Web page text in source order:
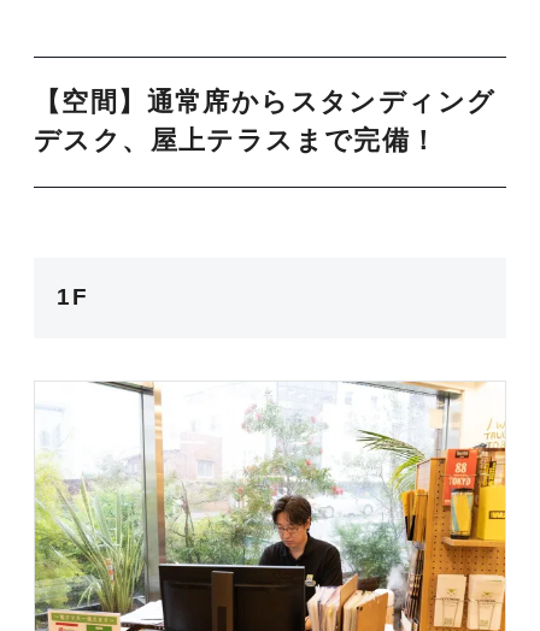
【空間】通常席からスタンディング
デスク、屋上テラスまで完備！
1F